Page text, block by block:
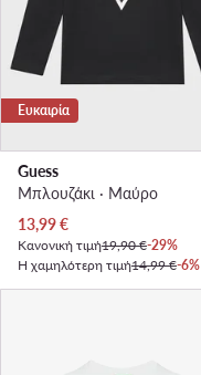
Ευκαιρία
Guess
Μπλουζάκι · Μαύρο
Τρέχουσα τιμή
13,99€
Κανονική τιμή19,90 €-29%
Η χαμηλότερη τιμή14,99 €-6%